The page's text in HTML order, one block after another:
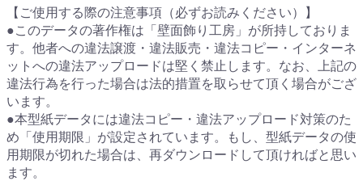
【ご使用する際の注意事項（必ずお読みください）】
●このデータの著作権は「壁面飾り工房」が所持しておりま
す。他者への違法譲渡・違法販売・違法コピー・インターネ
ットへの違法アップロードは堅く禁止します。なお、上記の
違法行為を行った場合は法的措置を取らせて頂く場合がござ
います。
●本型紙データには違法コピー・違法アップロード対策のた
め「使用期限」が設定されています。もし、型紙データの使
用期限が切れた場合は、再ダウンロードして頂ければと思い
ます。